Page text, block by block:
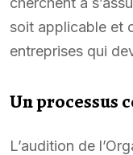
soit applicable et
entreprises qui
Un processus
L’audition de